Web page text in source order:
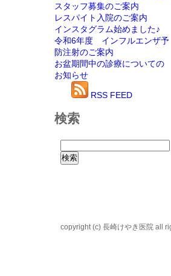
スタッフ募集のご案内
レスパイト入院のご案内
インスタグラム始めました♪
令和6年度 インフルエンザ予
防注射のご案内
お盆期間中の診療についての
お知らせ
RSS FEED
検索
copyright (c) 長崎けやき医院 all